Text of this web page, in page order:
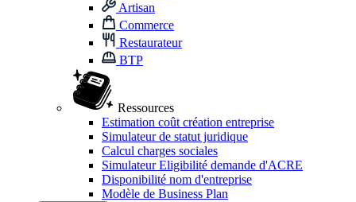
Artisan
Commerce
Restaurateur
BTP
Ressources
Estimation coût création entreprise
Simulateur de statut juridique
Calcul charges sociales
Simulateur Eligibilité demande d'ACRE
Disponibilité nom d'entreprise
Modèle de Business Plan